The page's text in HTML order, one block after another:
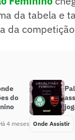
da tabela e
da
do
4 meses Onde Assistir